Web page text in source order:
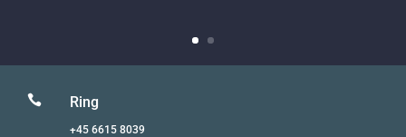
 Ring
+45 6615 8039